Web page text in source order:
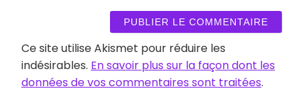
Ce site utilise Akismet pour réduire les
indésirables. En savoir plus sur la façon dont les
données de vos commentaires sont traitées.